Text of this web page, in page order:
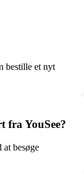
bestille et nyt
fra YouSee?
besøge